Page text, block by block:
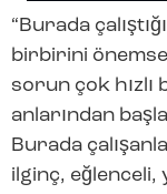
“Burada
birbirini
sorun çok hızlı
anlarından
Burada
ilginç,